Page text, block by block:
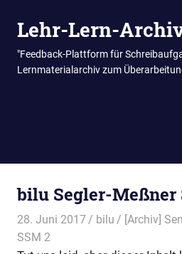
InhaltLehr-Lern-
"Feedback-Plattform für
Lernmaterialarchiv zum
bilu Segler-Meßner
28. Juni 2017 bilu [Archiv]
SSM 2